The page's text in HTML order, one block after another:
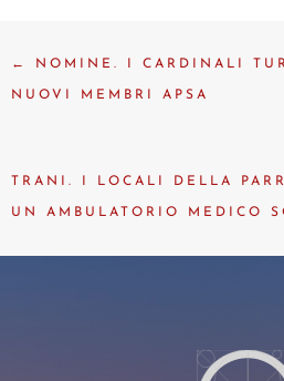
← NOMINE. I CARDINALI
NUOVI MEMBRI APSA
TRANI. I LOCALI DELLA
UN AMBULATORIO MEDICO